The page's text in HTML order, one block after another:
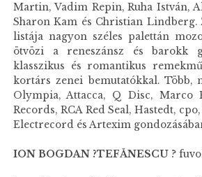
Martin, Vadim Repin, Ruha István,
Sharon Kam és Christian Lindberg.
listája nagyon széles palettán
ötvözi a reneszánsz és barokk
klasszikus és romantikus
kortárs zenei bemutatókkal. Több,
Olympia, Attacca, Q Disc, Marco
Records, RCA Red Seal, Hastedt,
Electrecord és Artexim
ION BOGDAN ?TEFĂNESCU ?